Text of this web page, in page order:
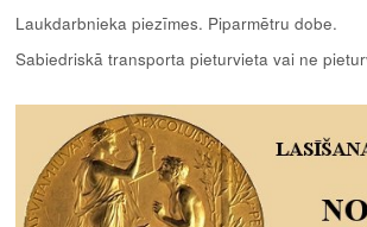
Laukdarbnieka piezīmes. Piparmētru dobe.
Sabiedriskā transporta pieturvieta vai ne